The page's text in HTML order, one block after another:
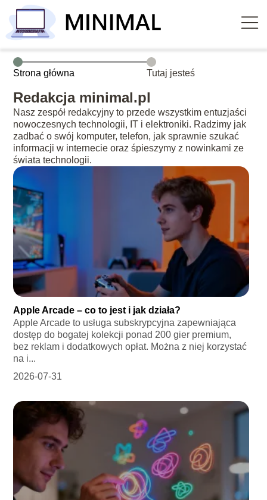
Strona główna Tutaj jesteś
Redakcja minimal.pl
Nasz zespół redakcyjny to przede wszystkim entuzjaści
nowoczesnych technologii, IT i elektroniki. Radzimy jak
zadbać o swój komputer, telefon, jak sprawnie szukać
informacji w internecie oraz śpieszymy z nowinkami ze
świata technologii.
Apple Arcade – co to jest i jak działa?
Apple Arcade to usługa subskrypcyjna zapewniająca
dostęp do bogatej kolekcji ponad 200 gier premium,
bez reklam i dodatkowych opłat. Można z niej korzystać
na i...
2026-07-31